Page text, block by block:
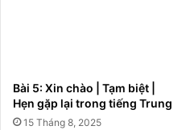
Bài 5: Xin chào | Tạm biệt |
Hẹn gặp lại trong tiếng Trung
15 Tháng 8, 2025